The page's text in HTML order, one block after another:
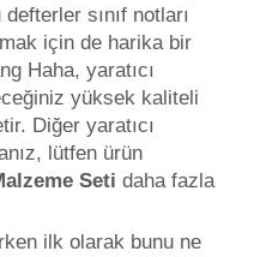
sınıf notları
için de harika bir
Haha, yaratıcı
yüksek kaliteli
Diğer yaratıcı
lütfen ürün
Seti daha fazla
ilk olarak bunu ne